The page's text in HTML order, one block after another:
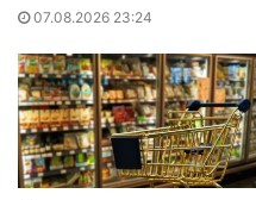
07.08.2026 23:24